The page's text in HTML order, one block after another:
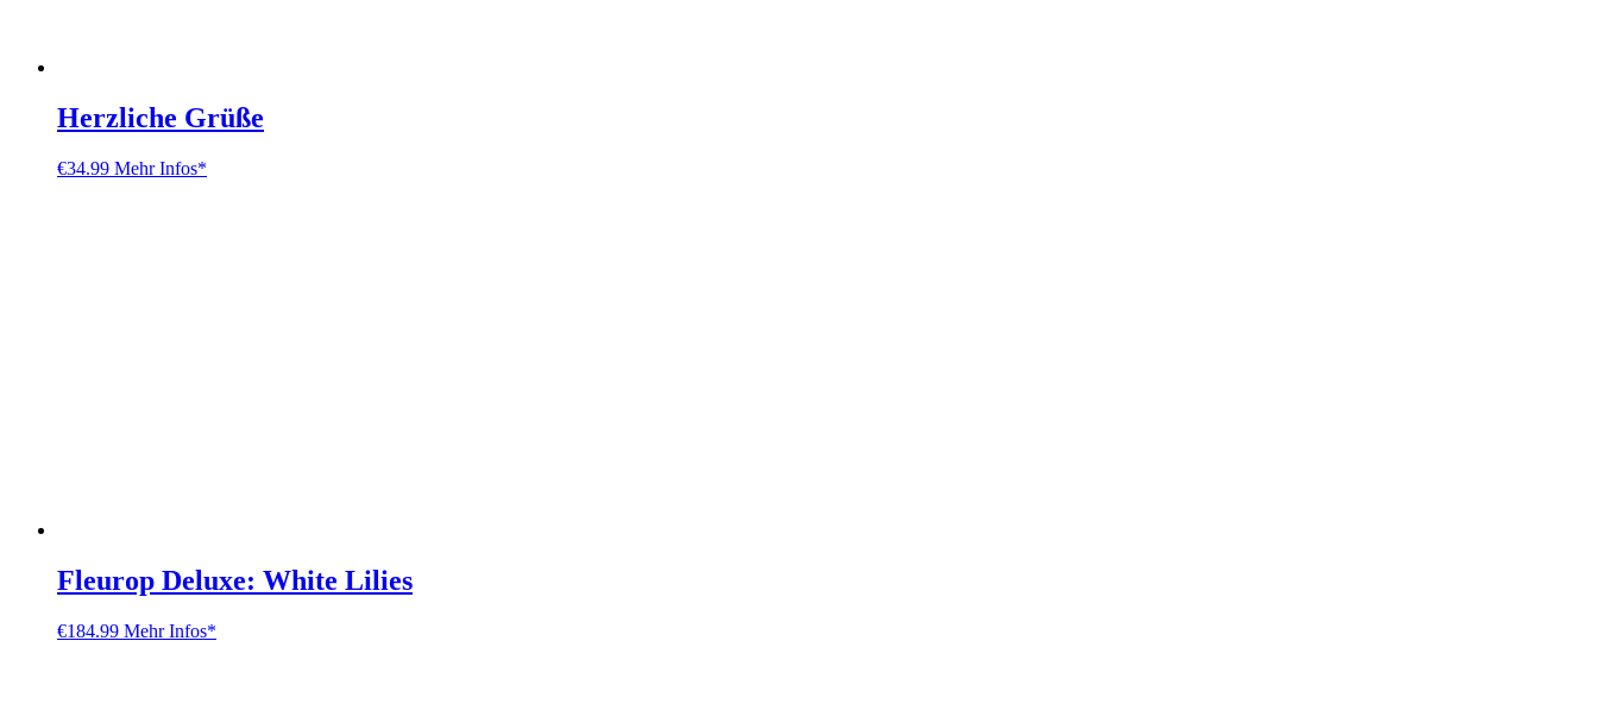
Herzliche Grüße
€34.99 Mehr Infos*
Fleurop Deluxe: White Lilies
€184.99 Mehr Infos*